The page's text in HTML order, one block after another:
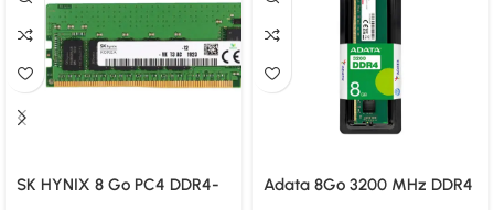
SK HYNIX 8 Go PC4 DDR4-
Adata 8Go 3200 MHz DDR4